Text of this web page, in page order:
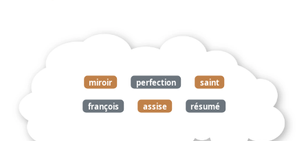
miroir perfection saint
françois assise résumé